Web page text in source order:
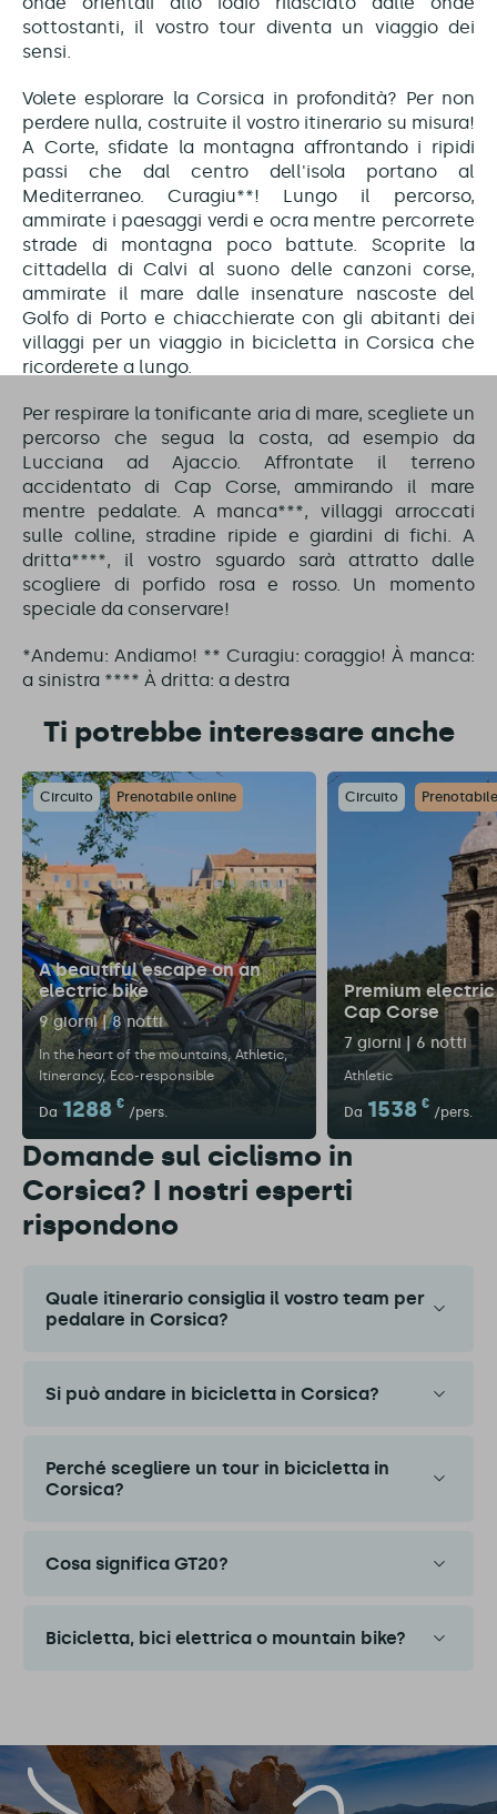
sottostanti, il vostro tour diventa un viaggio dei
sensi.
Volete esplorare la Corsica in profondità? Per non
perdere nulla, costruite il vostro itinerario su misura!
A Corte, sfidate la montagna affrontando i ripidi
passi che dal centro dell'isola portano al
Mediterraneo. Curagiu**! Lungo il percorso,
ammirate i paesaggi verdi e ocra mentre percorrete
strade di montagna poco battute. Scoprite la
cittadella di Calvi al suono delle canzoni corse,
ammirate il mare dalle insenature nascoste del
Golfo di Porto e chiacchierate con gli abitanti dei
villaggi per un viaggio in bicicletta in Corsica che
ricorderete a lungo.
Per respirare la tonificante aria di mare, scegliete un
percorso che segua la costa, ad esempio da
Lucciana ad Ajaccio. Affrontate il terreno
accidentato di Cap Corse, ammirando il mare
mentre pedalate. A manca***, villaggi arroccati
sulle colline, stradine ripide e giardini di fichi. A
dritta****, il vostro sguardo sarà attratto dalle
scogliere di porfido rosa e rosso. Un momento
speciale da conservare!
*Andemu: Andiamo! ** Curagiu: coraggio! À manca:
a sinistra **** À dritta: a destra
Ti potrebbe interessare anche
Circuito Prenotabile online
A beautiful escape on an
electric bike
9 giorni | 8 notti
In the heart of the mountains Athletic
Itinerancy Eco-responsible
Da 1288 €
/pers.
Circuito
Premium
Cap Corse
7 giorni | 6 notti
Athletic
Da 1538 €
/pers.
Domande sul ciclismo in
Corsica? I nostri esperti
rispondono
Quale itinerario consiglia il vostro team per
pedalare in Corsica?
Si può andare in bicicletta in Corsica?
Perché scegliere un tour in bicicletta in
Corsica?
Cosa significa GT20?
Bicicletta, bici elettrica o mountain bike?